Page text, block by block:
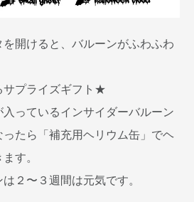
開けると、バルーンがふわふわ
サプライズギフト★
っているインサイダーバルーン
ったら「補充用ヘリウム缶」でヘ
す。
２〜３週間は元気です。